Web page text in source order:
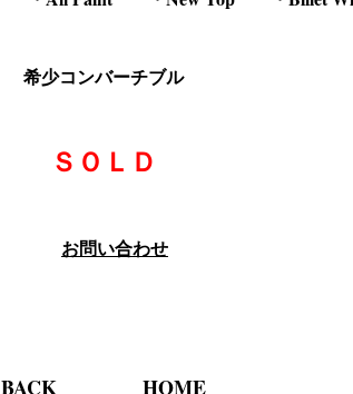
希少コンバーチブル
ＳＯＬＤ
お問い合わせ
BACK HOME